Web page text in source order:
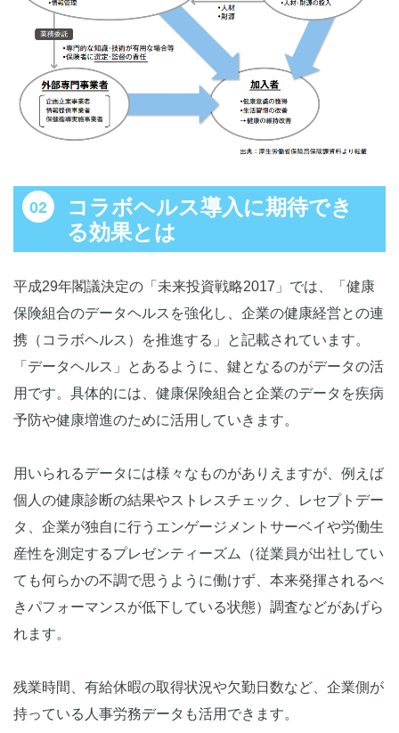
コラボヘルス導入に期待でき
る効果とは
平成29年閣議決定の「未来投資戦略2017」では、「健康
保険組合のデータヘルスを強化し、企業の健康経営との連
携（コラボヘルス）を推進する」と記載されています。
「データヘルス」とあるように、鍵となるのがデータの活
用です。具体的には、健康保険組合と企業のデータを疾病
予防や健康増進のために活用していきます。
用いられるデータには様々なものがありえますが、例えば
個人の健康診断の結果やストレスチェック、レセプトデー
タ、企業が独自に行うエンゲージメントサーベイや労働生
産性を測定するプレゼンティーズム（従業員が出社してい
ても何らかの不調で思うように働けず、本来発揮されるべ
きパフォーマンスが低下している状態）調査などがあげら
れます。
残業時間、有給休暇の取得状況や欠勤日数など、企業側が
持っている人事労務データも活用できます。